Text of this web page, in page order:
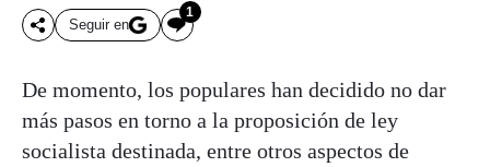
Seguir en
1
De momento, los populares han decidido no dar
más pasos en torno a la proposición de ley
socialista destinada, entre otros aspectos de